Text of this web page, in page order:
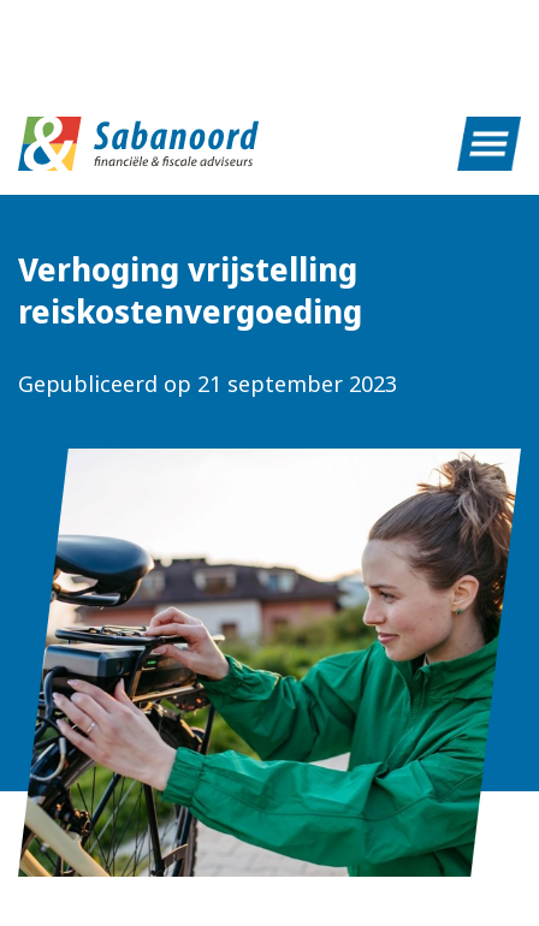
Verhoging vrijstelling
reiskostenvergoeding
Gepubliceerd op 21 september 2023